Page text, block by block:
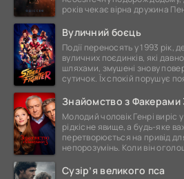
років чекає вірна дружина
Вуличний боєць
Події переносять у 1993 рік,
вуличних поєдинків, які
шляхами, змушені знову
сутичок. Їх спокій порушує
Знайомство з Факерами
Молодий чоловік Генрі виріс
рідкісне явище, а будь-яке
перетворюється на привід
непорозумінь. Коли він
Сузір’я великого пса